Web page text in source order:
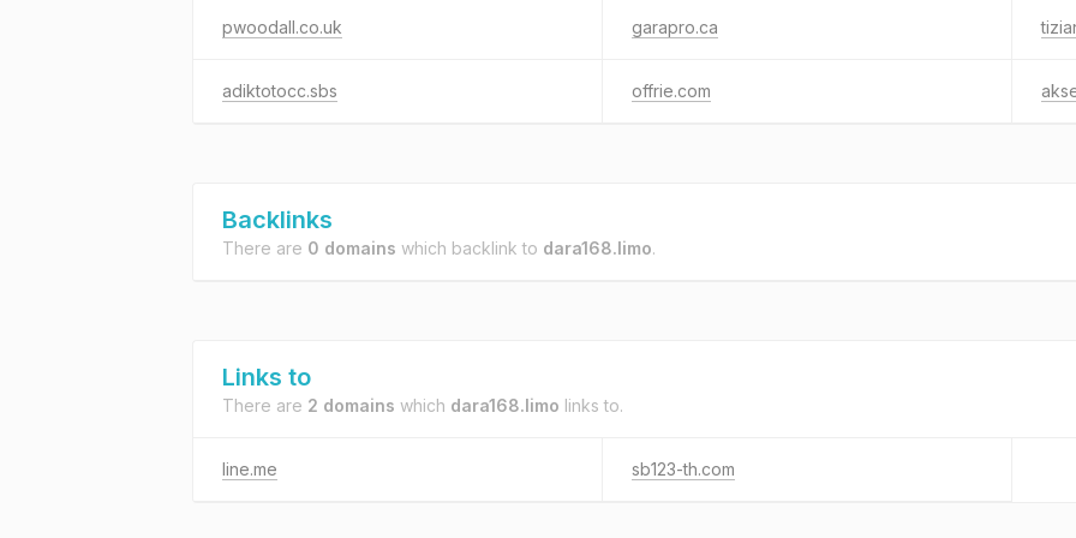
pwoodall.co.uk garapro.ca
adiktotocc.sbs offrie.com
Backlinks
There are 0 domains which backlink to dara168.limo.
Links to
There are 2 domains which dara168.limo links to.
line.me sb123-th.com